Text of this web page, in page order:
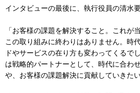
インタビューの最後に、執行役員の清水
「お客様の課題を解決すること。これが
この取り組みに終わりはありません。時
ドやサービスの在り方も変わってくるで
は戦略的パートナーとして、時代に合わ
や、お客様の課題解決に貢献していきた